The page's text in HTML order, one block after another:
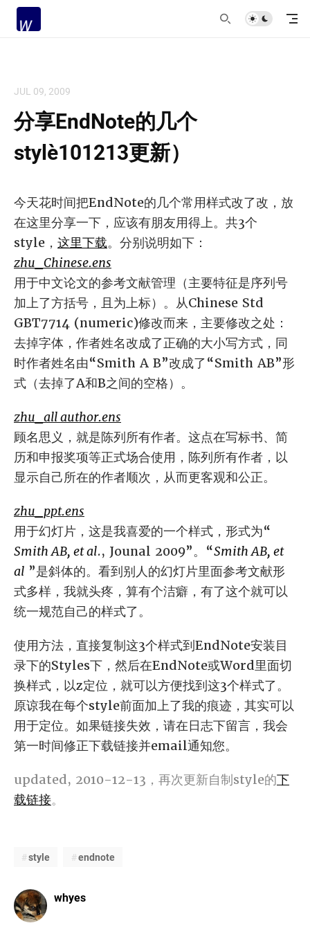
JUL 09, 2009
分享EndNote的几个
style（101213更新）
今天花时间把EndNote的几个常用样式改了改，放
在这里分享一下，应该有朋友用得上。共3个
style， 这里下载。分别说明如下：
zhu_Chinese.ens
用于中文论文的参考文献管理（主要特征是序列号
加上了方括号，且为上标）。从Chinese Std
GBT7714 (numeric)修改而来，主要修改之处：
去掉字体，作者姓名改成了正确的大小写方式，同
时作者姓名由“Smith A B”改成了“Smith AB”形
式（去掉了A和B之间的空格）。
zhu_all author.ens
顾名思义，就是陈列所有作者。这点在写标书、简
历和申报奖项等正式场合使用，陈列所有作者，以
显示自己所在的作者顺次，从而更客观和公正。
zhu_ppt.ens
用于幻灯片，这是我喜爱的一个样式，形式为“
Smith AB, et al., Jounal 2009”。“Smith AB, et
al ”是斜体的。看到别人的幻灯片里面参考文献形
式多样，我就头疼，算有个洁癖，有了这个就可以
统一规范自己的样式了。
使用方法，直接复制这3个样式到EndNote安装目
录下的Styles下，然后在EndNote或Word里面切
换样式，以z定位，就可以方便找到这3个样式了。
原谅我在每个style前面加上了我的痕迹，其实可以
用于定位。如果链接失效，请在日志下留言，我会
第一时间修正下载链接并email通知您。
updated, 2010-12-13，再次更新自制style的下
载链接。
style endnote
whyes